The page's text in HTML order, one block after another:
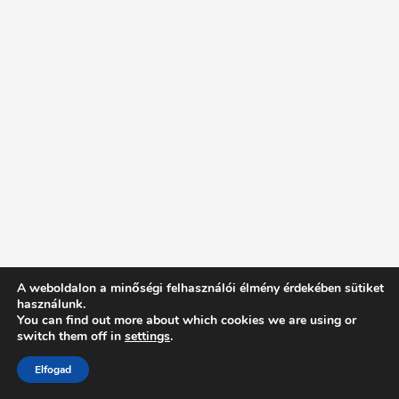
Intentionally Blank - Proudly powered by WordPress
A weboldalon a minőségi felhasználói élmény érdekében sütiket
használunk.
You can find out more about which cookies we are using or
switch them off in settings.
Elfogad